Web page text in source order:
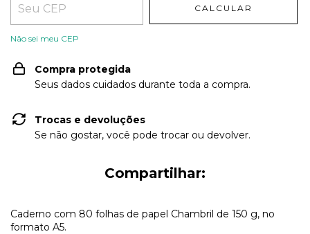
CALCULAR
Não sei meu CEP
Compra protegida
Seus dados cuidados durante toda a compra.
Trocas e devoluções
Se não gostar, você pode trocar ou devolver.
Compartilhar:
Caderno com 80 folhas de papel Chambril de 150 g, no
formato A5.